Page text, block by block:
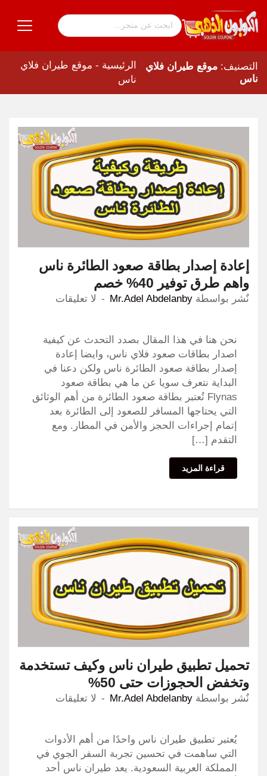
التصنيف: موقع طيران فلاي
ناس
الرئيسية - موقع طيران فلاي
ناس
إعادة إصدار بطاقة صعود الطائرة ناس
واهم طرق توفير 40% خصم
نٌشر بواسطة Mr.Adel Abdelanby لا تعليقات
نحن هنا في هذا المقال بصدد التحدث عن كيفية
اصدار بطاقات صعود فلاي ناس، وايضا إعادة
إصدار بطاقة صعود الطائرة ناس ولكن دعنا في
البداية نتعرف سويا عن ما هي بطاقة صعود
Flynas تُعتبر بطاقة صعود الطائرة من أهم الوثائق
التي يحتاجها المسافر للصعود إلى الطائرة بعد
إتمام إجراءات الحجز والأمن في المطار. ومع
التقدم […]
قراءة المزيد
تحميل تطبيق طيران ناس وكيف تستخدمة
وتخفض الحجوزات حتى 50%
نٌشر بواسطة Mr.Adel Abdelanby لا تعليقات
يُعتبر تطبيق طيران ناس واحدًا من أهم الأدوات
التي ساهمت في تحسين تجربة السفر الجوي في
المملكة العربية السعودية. يعد طيران ناس أحد